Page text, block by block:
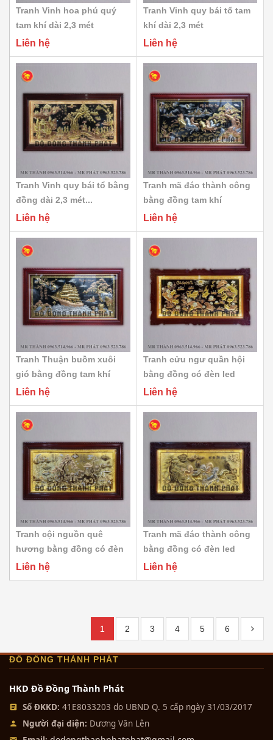
Tranh Vinh hoa phú quý
tam khí dài 2,3 mét
Liên hệ
Tranh Vinh quy bái tổ tam
khí dài 2,3 mét
Liên hệ
Tranh Vinh quy bái tổ bằng
đồng dài 2,3 mét...
Liên hệ
Tranh mã đáo thành công
bằng đồng tam khí
Liên hệ
Tranh Thuận buồm xuôi
gió bằng đồng tam khí
Liên hệ
Tranh cửu ngư quần hội
bằng đồng có đèn led
Liên hệ
Tranh cội nguồn quê
hương bằng đồng có đèn
led
Liên hệ
Tranh mã đáo thành công
bằng đồng có đèn led
Liên hệ
1 2 3 4 5 6
ĐỒ ĐỒNG THÀNH PHÁT
HKD Đồ Đồng Thành Phát
Số ĐKKD: 41E8033203 do UBND Q. 5 cấp ngày 31/03/2017
Người đại diện: Dương Văn Lên